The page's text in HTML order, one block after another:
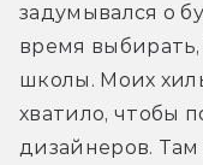
задумывался о
время
школы. Моих
хватило, чтобы
дизайнеров. Там